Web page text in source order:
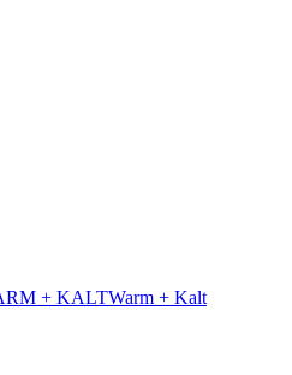
+ KALTWarm + Kalt